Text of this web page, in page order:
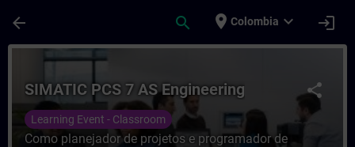
arrow_back search place Colombia expand_more login
Course - SIMATIC PCS 7 AS
share
SIMATIC PCS 7 AS Engineering
Learning Event - Classroom
Como planejador de projetos e programador de